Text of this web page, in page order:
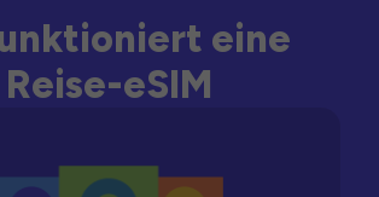
eine
Reise-eSIM